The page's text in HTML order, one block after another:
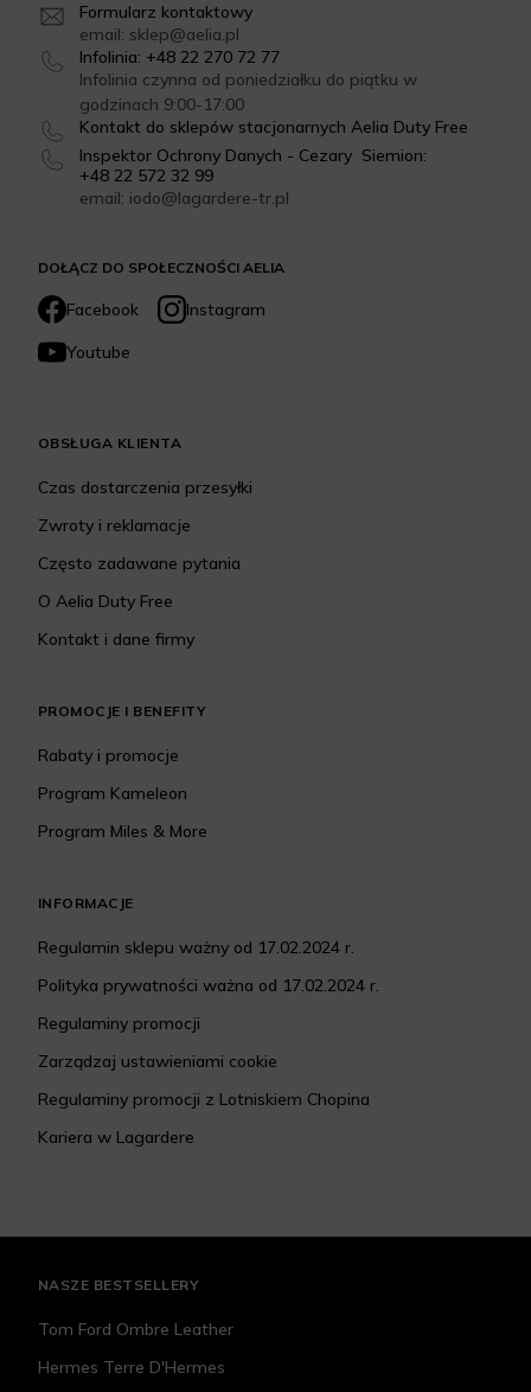
DOŁĄCZ DO SPOŁECZNOŚCI AELIA
Facebook
Instagram
Youtube
Formularz kontaktowy
email: sklep@aelia.pl
Infolinia: +48 22 270 72 77
Infolinia czynna od poniedziałku do piątku w
godzinach 9:00-17:00
Kontakt do sklepów stacjonarnych Aelia Duty Free
Inspektor Ochrony Danych - Cezary Siemion:
+48 22 572 32 99
email: iodo@lagardere-tr.pl
OBSŁUGA KLIENTA
Czas dostarczenia przesyłki
Zwroty i reklamacje
Często zadawane pytania
O Aelia Duty Free
Kontakt i dane firmy
PROMOCJE I BENEFITY
Rabaty i promocje
Program Kameleon
Program Miles & More
INFORMACJE
Regulamin sklepu ważny od 17.02.2024 r.
Polityka prywatności ważna od 17.02.2024 r.
Regulaminy promocji
Zarządzaj ustawieniami cookie
Regulaminy promocji z Lotniskiem Chopina
Kariera w Lagardere
NASZE BESTSELLERY
Tom Ford Ombre Leather
Hermes Terre D'Hermes